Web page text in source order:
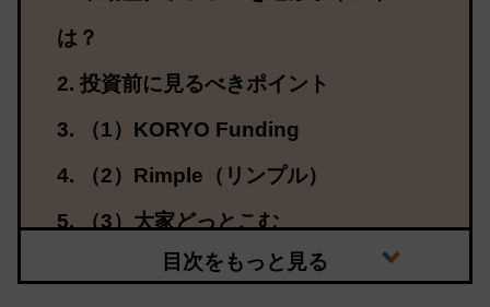
は？
投資前に見るべきポイント
（1）KORYO Funding
（2）Rimple（リンプル）
（3）大家どっとこむ